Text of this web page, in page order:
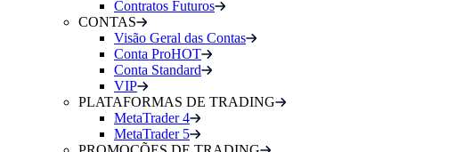
Contratos Futuros
CONTAS
Visão Geral das Contas
Conta ProHOT
Conta Standard
VIP
PLATAFORMAS DE TRADING
MetaTrader 4
MetaTrader 5